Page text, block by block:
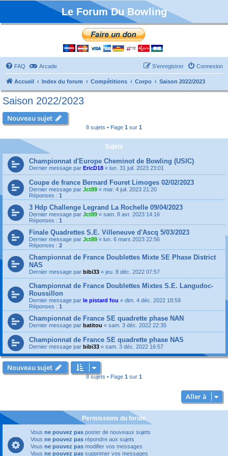
Le Forum Du Bowling
FAQ Arcade Connexion
S’enregistrer
Accueil Index du forum Compétitions Corpo Saison 2022/2023
Saison 2022/2023
Nouveau sujet
8 sujets • Page 1 sur 1
Sujets
Championnat d'Europe Cheminot de Bowling (USIC)
Dernier message par EricD18 « lun. 31 juil. 2023 23:01
Coupe de france Bernard Fouret Limoges 02/02/2023
Dernier message par Jct89 « mar. 4 juil. 2023 21:20
Réponses : 1
3 Hdp Challenge Legrand La Rochelle 09/04/2023
Dernier message par Jct89 « sam. 8 avr. 2023 14:16
Réponses : 1
Finale Quadrettes S.E. Villeneuve d'Ascq 5/03/2023
Dernier message par Jct89 « lun. 6 mars 2023 22:56
Réponses : 2
Championnat de France Doublettes Mixte SE Phase District
NAS
Dernier message par bibi33 « jeu. 8 déc. 2022 07:57
Championnat de France Doublettes Mixtes S.E. Langudoc-
Roussillon
Dernier message par le pistard fou « dim. 4 déc. 2022 18:59
Réponses : 1
Championnat de France SE quadrette phase NAN
Dernier message par batitou « sam. 3 déc. 2022 22:35
Championnat de France SE quadrette phase NAS
Dernier message par bibi33 « sam. 3 déc. 2022 16:57
Nouveau sujet
8 sujets • Page 1 sur 1
Aller à
Permissions du forum
Vous ne pouvez pas poster de nouveaux sujets
Vous ne pouvez pas répondre aux sujets
Vous ne pouvez pas modifier vos messages
Vous ne pouvez pas supprimer vos messages